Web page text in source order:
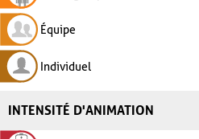
Équipe
Individuel
INTENSITÉ D'ANIMATION